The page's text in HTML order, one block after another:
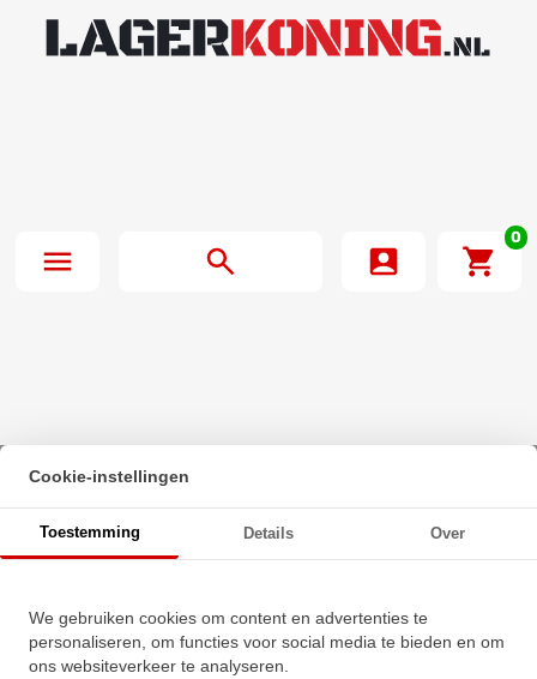
0
Beginpagina· IBB Kogellager 6301 Z TN (12x37x12mm)
Cookie-instellingen
Toestemming Details Over
We gebruiken cookies om content en advertenties te
personaliseren, om functies voor social media te bieden en om
ons websiteverkeer te analyseren.
(12x37x12mm)